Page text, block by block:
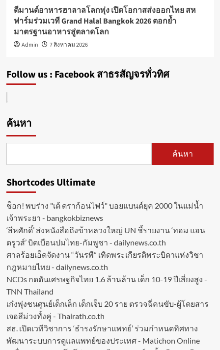
ดีมานด์อาหารฮาลาลโลกพุ่ง เปิดโอกาสส่งออกไทย สห
ฟาร์มร่วมเวที Grand Halal Bangkok 2026 ตอกย้ำ
มาตรฐานอาหารสู่ตลาดโลก
Admin 7 สิงหาคม 2026
Follow us : Facebook สาธรสัญจรทั่วทิศ
ค้นหา
ค้นหา
Shortcodes Ultimate
ช็อก! พบร่าง "เต้ ดราก้อนไฟว์" บอยแบนด์ยุค 2000 ในแม่น้ำ
เจ้าพระยา - bangkokbiznews
‘สีหศักดิ์’ ส่งหนังสือถึงข้าหลวงใหญ่ UN ชี้รายงาน ‘ทอม แอน
ดรูวส์’ บิดเบือนปมไทย-กัมพูชา - dailynews.co.th
ศาลร้อยเอ็ดจัดงาน “วันรพี” เทิดพระเกียรติพระบิดาแห่งวิชา
กฎหมายไทย - dailynews.co.th
NCDs กดดันเศรษฐกิจไทย 1.6 ล้านล้าน เด็ก 10-19 ปีเสี่ยงสูง -
TNN Thailand
เก๋งพุ่งชนศูนย์เด็กเล็ก เด็กเจ็บ 20 ราย ตรวจฉี่คนขับ-ผู้โดยสาร
เจอสีม่วงทั้งคู่ - Thairath.co.th
สธ. เปิดเวทีวิชาการ ‘ธำรงรักษาแพทย์’ ร่วมกำหนดทิศทาง
พัฒนาระบบการดูแลแพทย์ของประเทศ - Matichon Online